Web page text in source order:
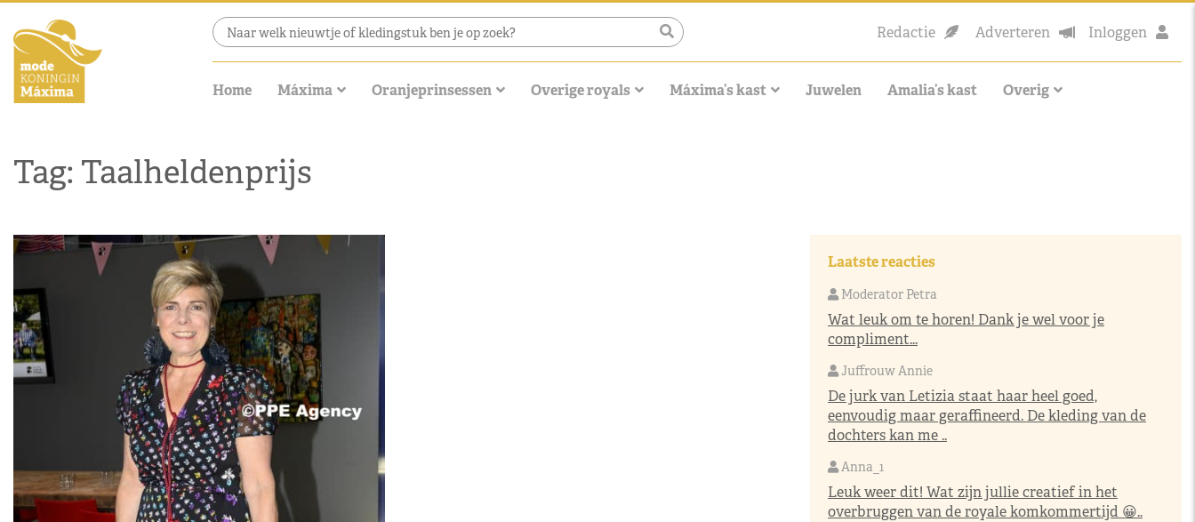
Redactie Adverteren Inloggen
Home Máxima Oranjeprinsessen Overige royals Máxima’s kast Juwelen Amalia’s kast Overig
Tag: Taalheldenprijs
Laatste reacties
Moderator Petra
Wat leuk om te horen! Dank je wel voor je
compliment...
Juffrouw Annie
De jurk van Letizia staat haar heel goed,
eenvoudig maar geraffineerd. De kleding van de
dochters kan me ..
Anna_1
Leuk weer dit! Wat zijn jullie creatief in het
overbruggen van de royale komkommertijd 😀..